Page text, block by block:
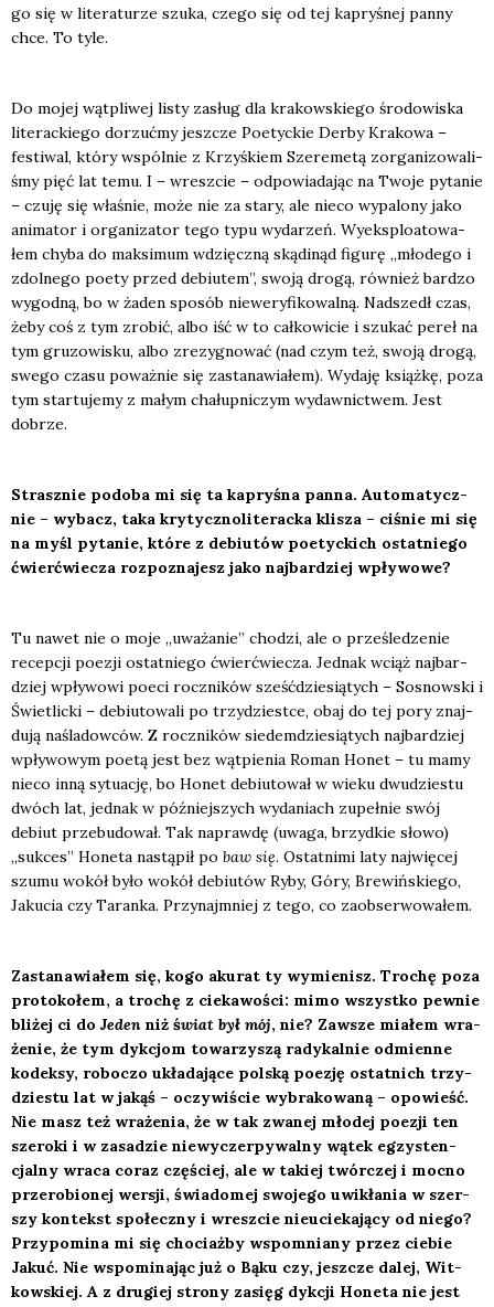
go się w lite­ra­tu­rze szu­ka, cze­go się od tej kapry­śnej pan­ny
chce. To tyle.
Do mojej wąt­pli­wej listy zasług dla kra­kow­skie­go śro­do­wi­ska
lite­rac­kie­go dorzuć­my jesz­cze Poetyc­kie Der­by Kra­ko­wa –
festi­wal, któ­ry wspól­nie z Krzyś­kiem Sze­re­me­tą zor­ga­ni­zo­wa­li­
śmy pięć lat temu. I – wresz­cie – odpo­wia­da­jąc na Two­je pyta­nie
– czu­ję się wła­śnie, może nie za sta­ry, ale nie­co wypa­lo­ny jako
ani­ma­tor i orga­ni­za­tor tego typu wyda­rzeń. Wyeks­plo­ato­wa­
łem chy­ba do mak­si­mum wdzięcz­ną skąd­inąd figu­rę „mło­de­go i
zdol­ne­go poety przed debiu­tem”, swo­ją dro­gą, rów­nież bar­dzo
wygod­ną, bo w żaden spo­sób nie­we­ry­fi­ko­wal­ną. Nad­szedł czas,
żeby coś z tym zro­bić, albo iść w to cał­ko­wi­cie i szu­kać pereł na
tym gru­zo­wi­sku, albo zre­zy­gno­wać (nad czym też, swo­ją dro­gą,
swe­go cza­su poważ­nie się zasta­na­wia­łem). Wyda­ję książ­kę, poza
tym star­tu­je­my z małym cha­łup­ni­czym wydaw­nic­twem. Jest
dobrze.
Strasz­nie podo­ba mi się ta kapry­śna pan­na. Auto­ma­tycz­
nie – wybacz, taka kry­tycz­no­li­te­rac­ka kli­sza – ciśnie mi się
na myśl pyta­nie, któ­re z debiu­tów poetyc­kich ostat­nie­go
ćwierć­wie­cza roz­po­zna­jesz jako naj­bar­dziej wpły­wo­we?
Tu nawet nie o moje „uwa­ża­nie” cho­dzi, ale o prze­śle­dze­nie
recep­cji poezji ostat­nie­go ćwierć­wie­cza. Jed­nak wciąż naj­bar­
dziej wpły­wo­wi poeci rocz­ni­ków sześć­dzie­sią­tych – Sosnow­ski i
Świe­tlic­ki – debiu­to­wa­li po trzy­dzie­st­ce, obaj do tej pory znaj­
du­ją naśla­dow­ców. Z rocz­ni­ków sie­dem­dzie­sią­tych naj­bar­dziej
wpły­wo­wym poetą jest bez wąt­pie­nia Roman Honet – tu mamy
nie­co inną sytu­ację, bo Honet debiu­to­wał w wie­ku dwu­dzie­stu
dwóch lat, jed­nak w póź­niej­szych wyda­niach zupeł­nie swój
debiut prze­bu­do­wał. Tak napraw­dę (uwa­ga, brzyd­kie sło­wo)
„suk­ces” Hone­ta nastą­pił po baw się. Ostat­ni­mi laty naj­wię­cej
szu­mu wokół było wokół debiu­tów Ryby, Góry, Bre­wiń­skie­go,
Jaku­cia czy Taran­ka. Przy­naj­mniej z tego, co zaob­ser­wo­wa­łem.
Zasta­na­wia­łem się, kogo aku­rat ty wymie­nisz. Tro­chę poza
pro­to­ko­łem, a tro­chę z cie­ka­wo­ści: mimo wszyst­ko pew­nie
bli­żej ci doJeden niż świat był mój, nie? Zawsze mia­łem wra­
że­nie, że tym dyk­cjom towa­rzy­szą rady­kal­nie odmien­ne
kodek­sy, robo­czo ukła­da­ją­ce pol­ską poezję ostat­nich trzy­
dzie­stu lat w jakąś – oczy­wi­ście wybra­ko­wa­ną – opo­wieść.
Nie masz też wra­że­nia, że w tak zwa­nej mło­dej poezji ten
sze­ro­ki i w zasa­dzie nie­wy­czer­py­wal­ny wątek egzy­sten­
cjal­ny wra­ca coraz czę­ściej, ale w takiej twór­czej i moc­no
prze­ro­bio­nej wer­sji, świa­do­mej swo­je­go uwi­kła­nia w szer­
szy kon­tekst spo­łecz­ny i wresz­cie nie­ucie­ka­ją­cy od nie­go?
Przy­po­mi­na mi się cho­ciaż­by wspo­mnia­ny przez cie­bie
Jakuć. Nie wspo­mi­na­jąc już o Bąku czy, jesz­cze dalej, Wit­
kow­skiej. A z dru­giej stro­ny zasięg dyk­cji Hone­ta nie jest